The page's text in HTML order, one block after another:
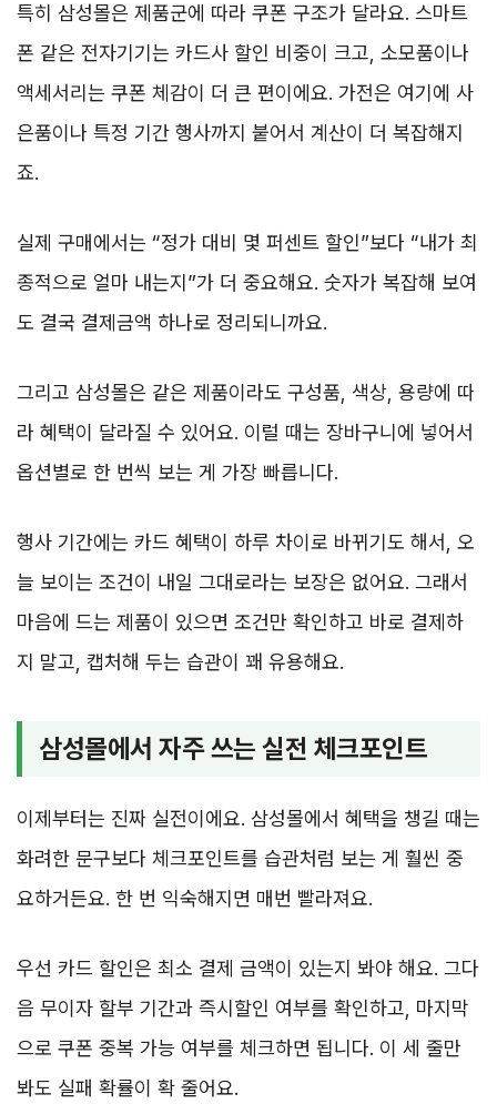
특히 삼성몰은 제품군에 따라 쿠폰 구조가 달라요. 스마트
폰 같은 전자기기는 카드사 할인 비중이 크고, 소모품이나
액세서리는 쿠폰 체감이 더 큰 편이에요. 가전은 여기에 사
은품이나 특정 기간 행사까지 붙어서 계산이 더 복잡해지
죠.
실제 구매에서는 “정가 대비 몇 퍼센트 할인”보다 “내가 최
종적으로 얼마 내는지”가 더 중요해요. 숫자가 복잡해 보여
도 결국 결제금액 하나로 정리되니까요.
그리고 삼성몰은 같은 제품이라도 구성품, 색상, 용량에 따
라 혜택이 달라질 수 있어요. 이럴 때는 장바구니에 넣어서
옵션별로 한 번씩 보는 게 가장 빠릅니다.
행사 기간에는 카드 혜택이 하루 차이로 바뀌기도 해서, 오
늘 보이는 조건이 내일 그대로라는 보장은 없어요. 그래서
마음에 드는 제품이 있으면 조건만 확인하고 바로 결제하
지 말고, 캡처해 두는 습관이 꽤 유용해요.
삼성몰에서 자주 쓰는 실전 체크포인트
이제부터는 진짜 실전이에요. 삼성몰에서 혜택을 챙길 때는
화려한 문구보다 체크포인트를 습관처럼 보는 게 훨씬 중
요하거든요. 한 번 익숙해지면 매번 빨라져요.
우선 카드 할인은 최소 결제 금액이 있는지 봐야 해요. 그다
음 무이자 할부 기간과 즉시할인 여부를 확인하고, 마지막
으로 쿠폰 중복 가능 여부를 체크하면 됩니다. 이 세 줄만
봐도 실패 확률이 확 줄어요.